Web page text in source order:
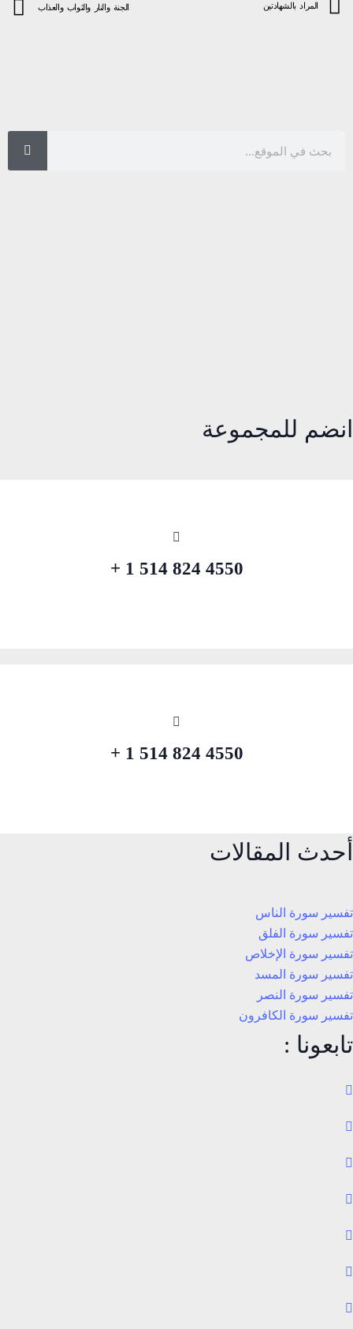
المراد بالشهادتين الجنة والنار والثواب والعذاب
انضم للمجموعة
4550 824 514 1 +
4550 824 514 1 +
أحدث المقالات
تفسير سورة الناس
تفسير سورة الفلق
تفسير سورة الإخلاص
تفسير سورة المسد
تفسير سورة النصر
تفسير سورة الكافرون
تابعونا :